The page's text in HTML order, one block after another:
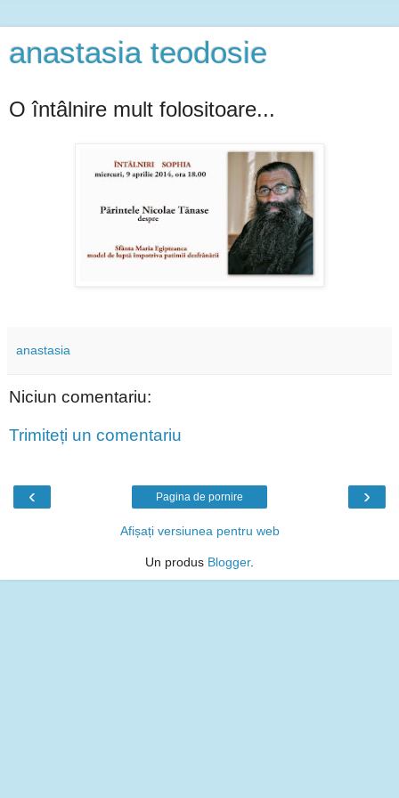
anastasia teodosie
O întâlnire mult folositoare...
anastasia
Niciun comentariu:
Trimiteți un comentariu
‹ ›
Pagina de pornire
Afișați versiunea pentru web
Un produs Blogger.